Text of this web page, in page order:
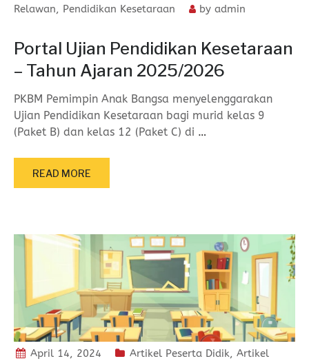
Relawan, Pendidikan Kesetaraan by admin
Portal Ujian Pendidikan Kesetaraan
– Tahun Ajaran 2025/2026
PKBM Pemimpin Anak Bangsa menyelenggarakan
Ujian Pendidikan Kesetaraan bagi murid kelas 9
(Paket B) dan kelas 12 (Paket C) di …
READ MORE
April 14, 2024 Artikel Peserta Didik, Artikel